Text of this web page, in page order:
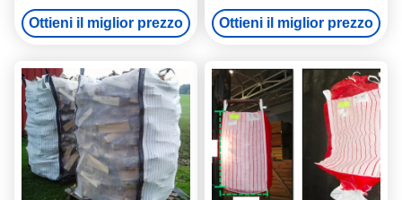
polipropilene, Borse Jumbo
Ottieni il miglior prezzo
di tonnellata della borsa FIBC
dei prodotti chimici
Ottieni il miglior prezzo